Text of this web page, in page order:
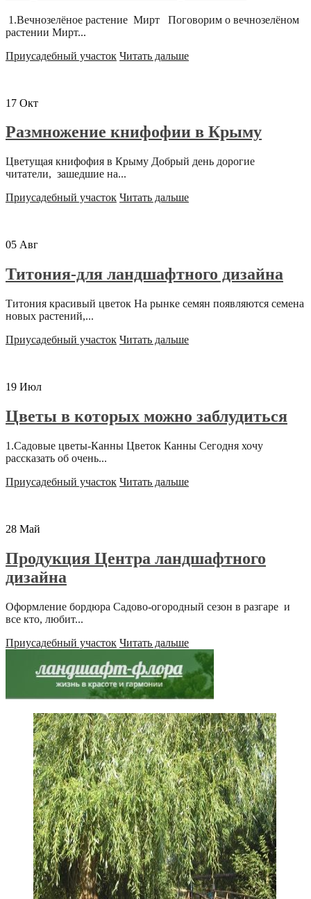
1.Вечнозелёное растение Мирт Поговорим о вечнозелёном
растении Мирт...
Приусадебный участок Читать дальше
17 Окт
Размножение книфофии в Крыму
Цветущая книфофия в Крыму Добрый день дорогие
читатели, зашедшие на...
Приусадебный участок Читать дальше
05 Авг
Титония-для ландшафтного дизайна
Титония красивый цветок На рынке семян появляются семена
новых растений,...
Приусадебный участок Читать дальше
19 Июл
Цветы в которых можно заблудиться
1.Садовые цветы-Канны Цветок Канны Сегодня хочу
рассказать об очень...
Приусадебный участок Читать дальше
28 Май
Продукция Центра ландшафтного
дизайна
Оформление бордюра Садово-огородный сезон в разгаре и
все кто, любит...
Приусадебный участок Читать дальше